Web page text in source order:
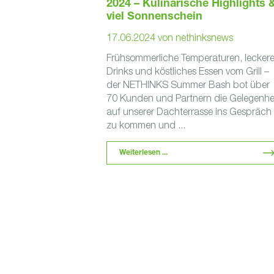
2024 – Kulinarische Highlights
viel Sonnenschein
17.06.2024 von nethinksnews
Frühsommerliche Temperaturen, leckere
Drinks und köstliches Essen vom Grill –
der NETHINKS Summer Bash bot über
70 Kunden und Partnern die
auf unserer Dachterrasse ins Gespräch
zu kommen und ...
Weiterlesen ...